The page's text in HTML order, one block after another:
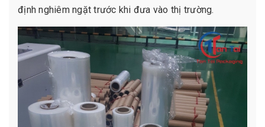
định nghiêm ngặt trước khi đưa vào thị trường.